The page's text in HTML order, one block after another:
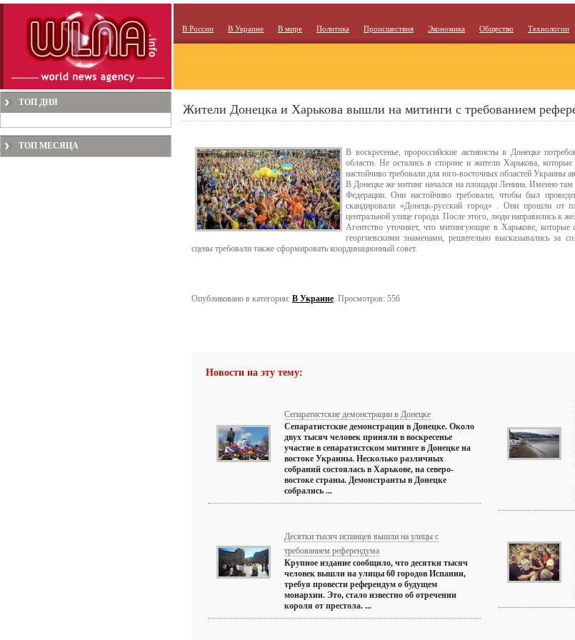
В России В Украине В мире Политика Происшествия Экономика Общество Технологии
ТОП ДНЯ
ТОП МЕСЯЦА
Жители Донецка и Харькова вышли на митинги с требованием
В воскресенье, пророссийские активисты в Донецке
области. Не остались в стороне и жители Харькова,
настойчиво требовали для юго-восточных областей Украины
В Донецке же митинг начался на площади Ленина. Именно
Федерации. Они настойчиво требовали, чтобы был
скандировали «Донецк-русский город» . Они прошли от
центральной улице города. После этого, люди направились к
Агентство уточняет, что митингующие в Харькове,
георгиевскими знаменами, решительно высказывались за
сцены требовали также сформировать координационный совет.
Опубликовано в категории: В Украине. Просмотров: 556
Новости на эту тему:
Сепаратистские демонстрации в Донецке
Сепаратистские демонстрации в Донецке. Около
двух тысяч человек приняли в воскресенье
участие в сепаратистском митинге в Донецке на
востоке Украины. Несколько различных
собраний состоялась в Харькове, на северо-
востоке страны. Демонстранты в Донецке
собрались ...
Десятки тысяч испанцев вышли на улицы с
требованием референдума
Крупное издание сообщило, что десятки тысяч
человек вышли на улицы 60 городов Испании,
требуя провести референдум о будущем
монархии. Это, стало известно об отречении
короля от престола. ...